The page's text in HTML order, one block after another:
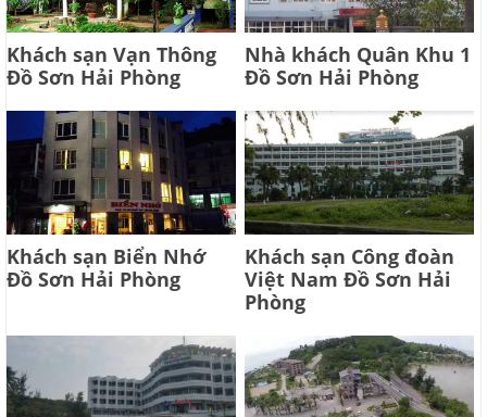
Khách sạn Vạn Thông
Đồ Sơn Hải Phòng
Nhà khách Quân Khu 1
Đồ Sơn Hải Phòng
Khách sạn Biển Nhớ
Đồ Sơn Hải Phòng
Khách sạn Công đoàn
Việt Nam Đồ Sơn Hải
Phòng